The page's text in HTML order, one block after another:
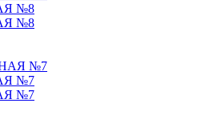
№8
№8
№7
№7